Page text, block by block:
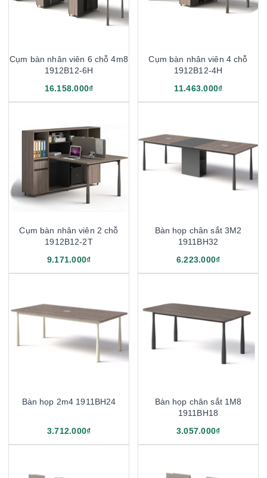
Cụm bàn nhân viên 6 chỗ 4m8
1912B12-6H
16.158.000₫
Cụm bàn nhân viên 4 chỗ
1912B12-4H
11.463.000₫
Cụm bàn nhân viên 2 chỗ
1912B12-2T
9.171.000₫
Bàn họp chân sắt 3M2
1911BH32
6.223.000₫
Bàn họp 2m4 1911BH24
3.712.000₫
Bàn họp chân sắt 1M8
1911BH18
3.057.000₫